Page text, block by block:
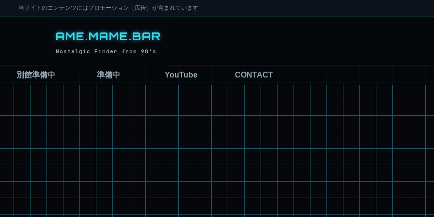
当サイトのコンテンツにはプロモーション（広告）が含まれています
別館準備中 準備中 YouTube CONTACT
ー